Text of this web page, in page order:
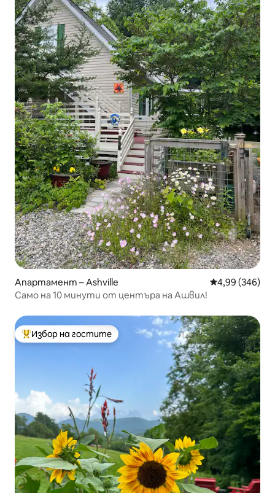
Апартамент – Ashville Средна
4,99 (346)
Само на 10 минути от центъра на Ашвил!
Най-популярен избор на гостите
Избор на гостите